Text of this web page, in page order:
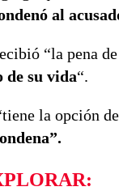
al
“la pena de
su vida“.
la opción